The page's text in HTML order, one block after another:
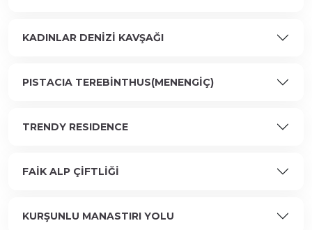
KADINLAR DENİZİ KAVŞAĞI
PISTACIA TEREBİNTHUS(MENENGİÇ)
TRENDY RESIDENCE
FAİK ALP ÇİFTLİĞİ
KURŞUNLU MANASTIRI YOLU